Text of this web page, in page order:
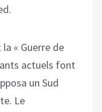
« Guerre de
actuels font
un Sud
Le